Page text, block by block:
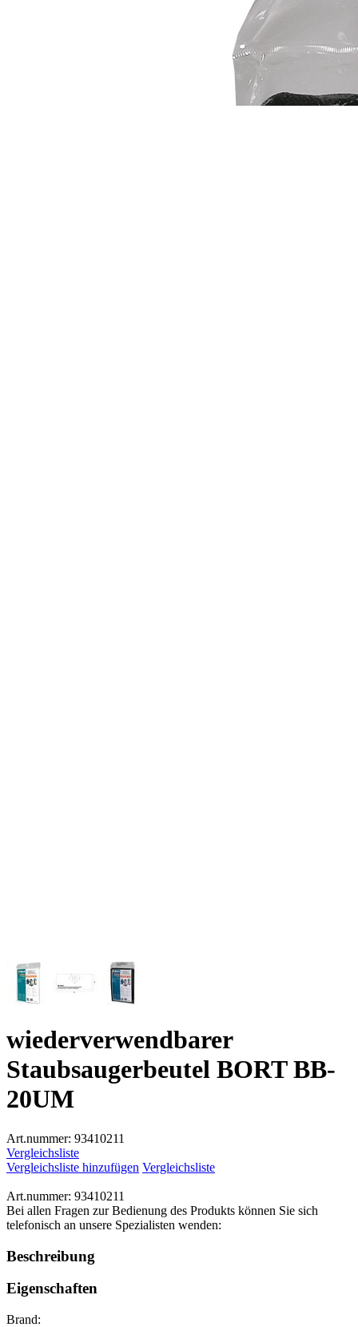
wiederverwendbarer
Staubsaugerbeutel BORT BB-
20UM
Art.nummer: 93410211
Vergleichsliste
Vergleichsliste hinzufügen Vergleichsliste
Art.nummer: 93410211
Bei allen Fragen zur Bedienung des Produkts können Sie sich
telefonisch an unsere Spezialisten wenden:
Beschreibung
Eigenschaften
Brand: